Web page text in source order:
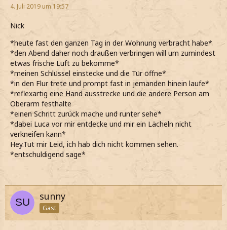
4. Juli 2019 um 19:57
Nick
*heute fast den ganzen Tag in der Wohnung verbracht habe*
*den Abend daher noch draußen verbringen will um zumindest
etwas frische Luft zu bekomme*
*meinen Schlüssel einstecke und die Tür öffne*
*in den Flur trete und prompt fast in jemanden hinein laufe*
*reflexartig eine Hand ausstrecke und die andere Person am
Oberarm festhalte
*einen Schritt zurück mache und runter sehe*
*dabei Luca vor mir entdecke und mir ein Lächeln nicht
verkneifen kann*
Hey.Tut mir Leid, ich hab dich nicht kommen sehen.
*entschuldigend sage*
sunny
Gast